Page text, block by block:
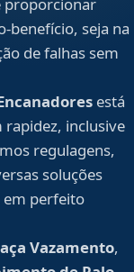
proporcionar
benefício, seja na
de falhas sem
está
inclusive
regulagens,
soluções
em perfeito
Vazamento,